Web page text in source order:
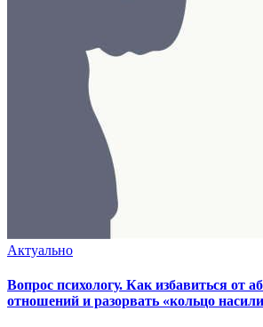
Актуально
Вопрос психологу. Как избавиться от
отношений и разорвать «кольцо